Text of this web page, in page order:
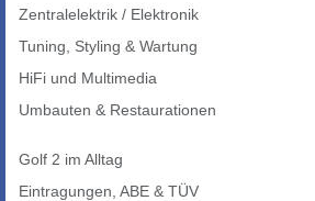
Zentralelektrik / Elektronik
Tuning, Styling & Wartung
HiFi und Multimedia
Umbauten & Restaurationen
Golf 2 im Alltag
Eintragungen, ABE & TÜV